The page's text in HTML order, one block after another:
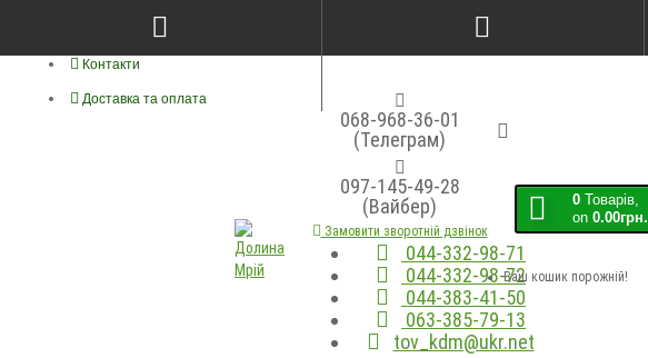
Контакти
Доставка та оплата
068-968-36-01
(Телеграм)
097-145-49-28
(Вайбер)
Замовити зворотній дзвінок
044-332-98-71
044-332-98-72
044-383-41-50
063-385-79-13
tov_kdm@ukr.net
0 Товарів,
on 0.00грн.
Ваш кошик порожній!